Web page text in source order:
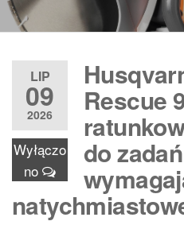
LIP
09
2026
Wyłączo
no
Rescue
do zadań